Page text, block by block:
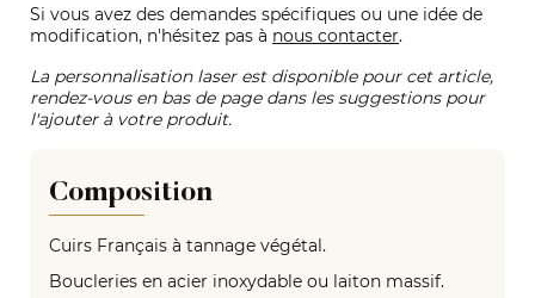
Si vous avez des demandes spécifiques ou une idée de
modification, n'hésitez pas à nous contacter.
La personnalisation laser est disponible pour cet article,
rendez-vous en bas de page dans les suggestions pour
l'ajouter à votre produit.
Composition
Cuirs Français à tannage végétal.
Boucleries en acier inoxydable ou laiton massif.